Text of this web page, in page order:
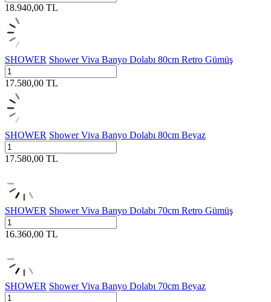
18.940,00 TL
SHOWER Shower Viva Banyo Dolabı 80cm Retro Gümüş
17.580,00 TL
SHOWER Shower Viva Banyo Dolabı 80cm Beyaz
17.580,00 TL
SHOWER Shower Viva Banyo Dolabı 70cm Retro Gümüş
16.360,00 TL
SHOWER Shower Viva Banyo Dolabı 70cm Beyaz